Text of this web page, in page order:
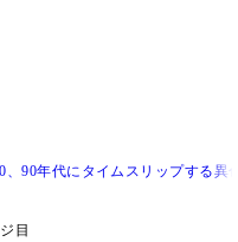
90年代にタイムスリップする
目